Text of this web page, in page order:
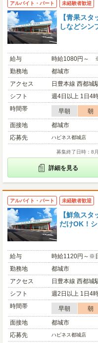
アルバイト・パート 未経験者歓迎
【青果ス
しなどシン
給与
時給1080円～
勤務地
都城市
アクセス
日豊本線 西都城
シフト
週4日以上 1日4
時間帯
早朝 朝
面接地
都城市
応募先
ハピネス都城店
募集終了日時：8
詳細を見る
アルバイト・パート 未経験者歓迎
【鮮魚ス
だけOK！
給与
時給1120円～※
勤務地
都城市
アクセス
日豊本線 西都城
シフト
週2日以上 1日4
時間帯
早朝 朝
面接地
都城市
応募先
ハピネス都城店